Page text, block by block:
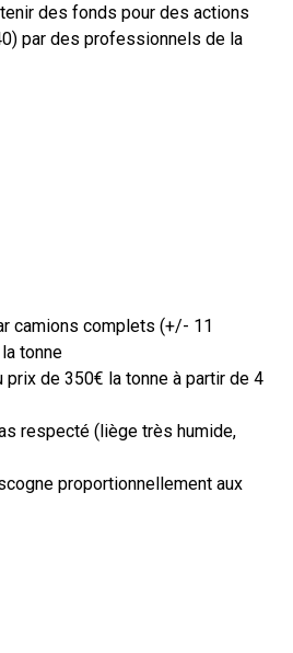
des fonds pour des actions
par des professionnels de la
camions complets (+/- 11
tonne
de 350€ la tonne à partir de 4
respecté (liège très humide,
proportionnellement aux